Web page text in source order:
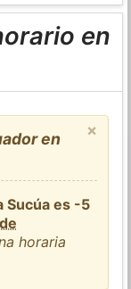
en
×
en
Sucúa es -5
horaria